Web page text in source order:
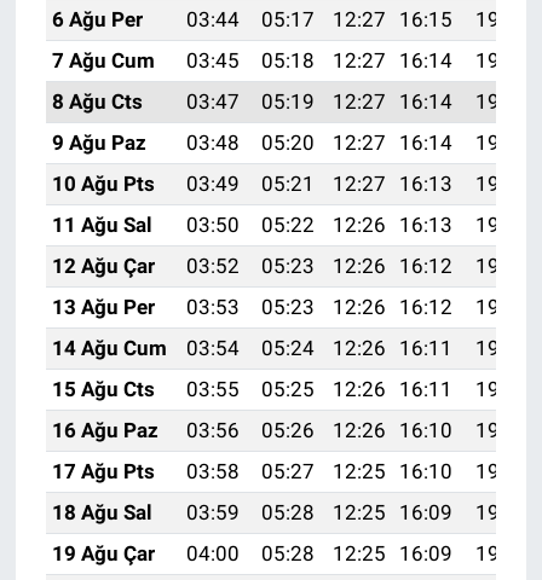
6 Ağu Per
03:44 05:17 12:27 16:15
19:27
7 Ağu Cum
03:45 05:18 12:27 16:14
19:26
8 Ağu Cts
03:47 05:19 12:27 16:14
19:25
9 Ağu Paz
03:48 05:20 12:27 16:14
19:24
10 Ağu Pts
03:49 05:21 12:27 16:13
19:22
11 Ağu Sal
03:50 05:22 12:26 16:13
19:21
12 Ağu Çar
03:52 05:23 12:26 16:12
19:20
13 Ağu Per
03:53 05:23 12:26 16:12
19:19
14 Ağu Cum
03:54 05:24 12:26 16:11
19:18
15 Ağu Cts
03:55 05:25 12:26 16:11
19:17
16 Ağu Paz
03:56 05:26 12:26 16:10
19:15
17 Ağu Pts
03:58 05:27 12:25 16:10
19:14
18 Ağu Sal
03:59 05:28 12:25 16:09
19:13
19 Ağu Çar
04:00 05:28 12:25 16:09
19:11